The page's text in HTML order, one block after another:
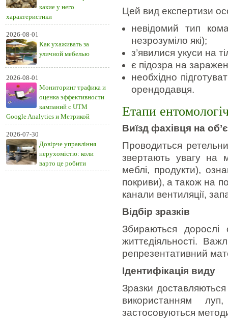
какие у него
характеристики
2026-08-01
Как ухаживать за
уличной мебелью
2026-08-01
Мониторинг трафика и
оценка эффективности
кампаний с UTM
Google Analytics и Метрикой
2026-07-30
Довірче управління
нерухомістю: коли
варто це робити
Цей вид експертизи
невідомий тип
незрозуміло які);
з’явилися укуси на
є підозра на
необхідно
орендодавця.
Етапи
Виїзд фахівця на
Проводиться
звертають увагу на
меблі, продукти),
покриви), а також на
канали вентиляції,
Відбір зразків
Збираються
життєдіяльності.
репрезентативний
Ідентифікація виду
Зразки
використанням
застосовуються